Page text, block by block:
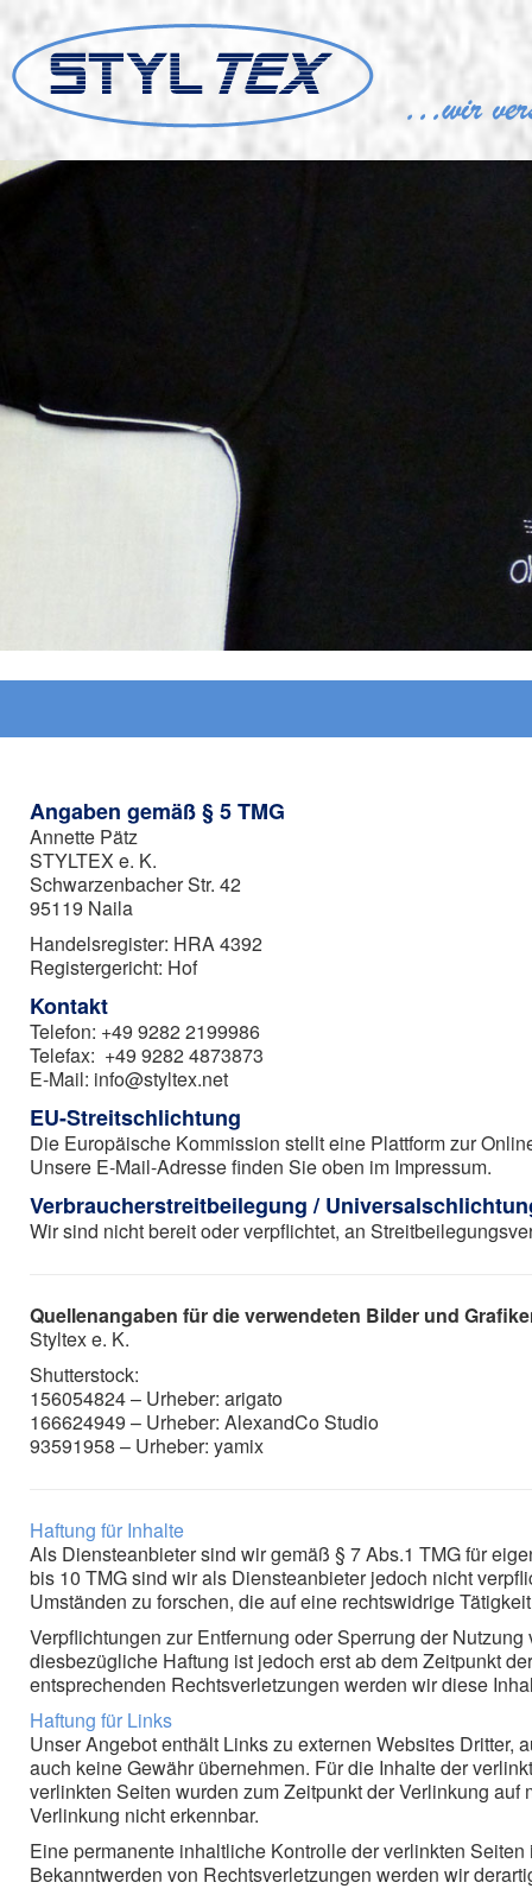
Angaben gemäß § 5 TMG
Annette Pätz
STYLTEX e. K.
Schwarzenbacher Str. 42
95119 Naila
Handelsregister: HRA 4392
Registergericht: Hof
Kontakt
Telefon: +49 9282 2199986
Telefax: +49 9282 4873873
E-Mail: info@styltex.net
EU-Streitschlichtung
Die Europäische Kommission stellt eine Plattform zur
Unsere E-Mail-Adresse finden Sie oben im Impressum.
Verbraucherstreitbeilegung /
Wir sind nicht bereit oder verpflichtet, an
Quellenangaben für die verwendeten Bilder und
Styltex e. K.
Shutterstock:
156054824 – Urheber: arigato
166624949 – Urheber: AlexandCo Studio
93591958 – Urheber: yamix
Haftung für Inhalte
Als Diensteanbieter sind wir gemäß § 7 Abs.1 TMG für
bis 10 TMG sind wir als Diensteanbieter jedoch nicht
Umständen zu forschen, die auf eine rechtswidrige
Verpflichtungen zur Entfernung oder Sperrung der
diesbezügliche Haftung ist jedoch erst ab dem Zeitpunkt
entsprechenden Rechtsverletzungen werden wir diese
Haftung für Links
Unser Angebot enthält Links zu externen Websites
auch keine Gewähr übernehmen. Für die Inhalte der
verlinkten Seiten wurden zum Zeitpunkt der Verlinkung
Verlinkung nicht erkennbar.
Eine permanente inhaltliche Kontrolle der verlinkten
Bekanntwerden von Rechtsverletzungen werden wir